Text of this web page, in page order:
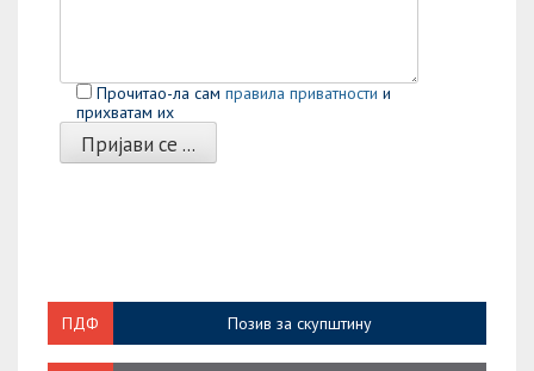
Прочитао-ла сам правила приватности и
прихватам их
Please leave this field empty.
ПДФ Позив за скупштину